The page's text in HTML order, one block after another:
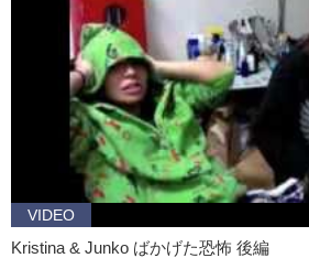
Kristina: Yea…pretty much…
Junko: That’s Kristina’s height and that’s
Kristina:Why am I always the little spoon?
right now.
TITANIC!
Bangs. I got bangs, what do you
hang in my face like this. It makes me feel…
Kristina: Like you’re hiding your face?
VIDEO
Kristina & Junko ばかげた恐怖 後編